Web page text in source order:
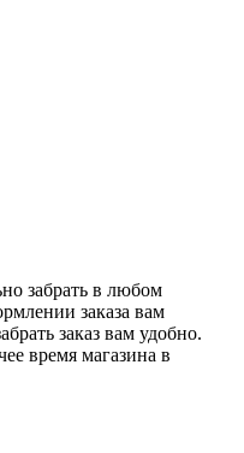
забрать в любом
заказа вам
заказ вам удобно.
время магазина в